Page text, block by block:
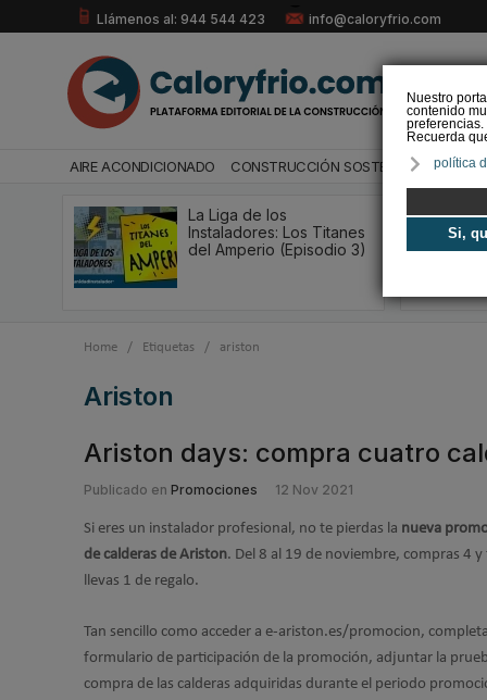
Nuestro
contenido
preferencias.
Recuerda
política
Si,
Llámenos al: 944 544 423 info@caloryfrio.com
AIRE ACONDICIONADO CONSTRUCCIÓN SOSTENIBLE
La Liga de los
Instaladores: Los Titanes
del Amperio (Episodio 3)
Home / Etiquetas / ariston
ariston
Ariston days: compra cuatro
Publicado en Promociones 12 Nov 2021
Si eres un instalador profesional, no te pierdas la nueva
de calderas de Ariston. Del 8 al 19 de noviembre, compras 4 y
llevas 1 de regalo.
Tan sencillo como acceder a e-ariston.es/promocion,
formulario de participación de la promoción, adjuntar la
compra de las calderas adquiridas durante el periodo